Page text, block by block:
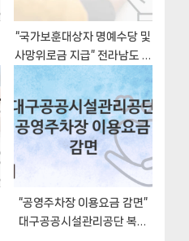
“국가보훈대상자 명예수당 및
사망위로금 지급” 전라남도 영
암군 지원혜택 신청방법과 구
비서류
“공영주차장 이용요금 감면”
대구공공시설관리공단 복지